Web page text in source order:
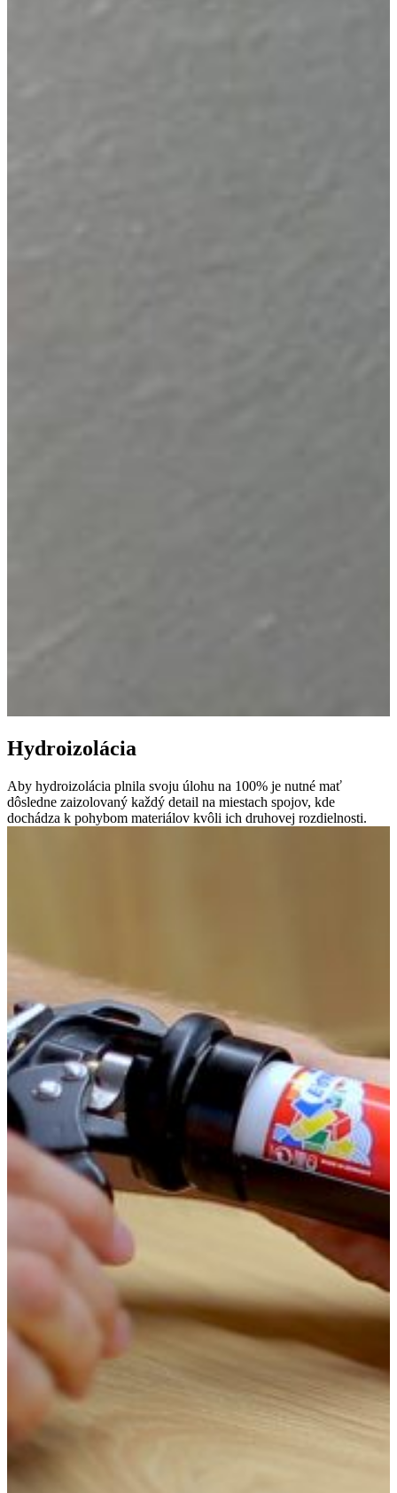
Hydroizolácia
Aby hydroizolácia plnila svoju úlohu na 100% je nutné mať
dôsledne zaizolovaný každý detail na miestach spojov, kde
dochádza k pohybom materiálov kvôli ich druhovej rozdielnosti.